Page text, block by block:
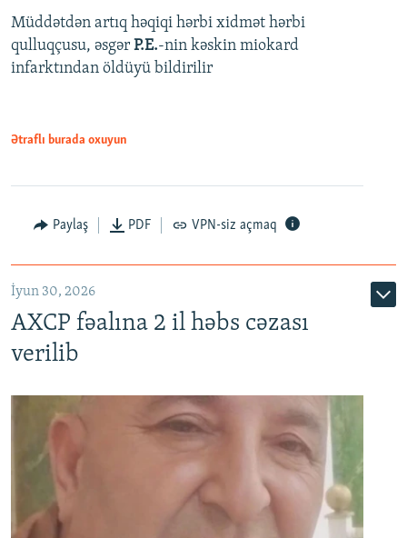
Müddətdən artıq həqiqi hərbi xidmət hərbi
qulluqçusu, əsgər P.E.-nin kəskin miokard
infarktından öldüyü bildirilir
Ətraflı burada oxuyun
Paylaş PDF VPN-siz açmaq
İyun 30, 2026
AXCP fəalına 2 il həbs cəzası
verilib